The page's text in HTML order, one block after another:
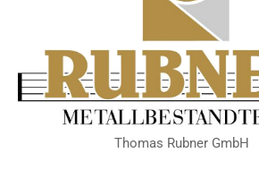
Thomas Rubner GmbH